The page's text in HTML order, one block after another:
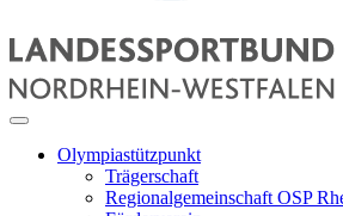
Olympiastützpunkt
Trägerschaft
Regionalgemeinschaft OSP